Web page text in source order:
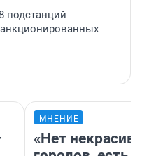
подстанций
МНЕНИЕ
«Нет